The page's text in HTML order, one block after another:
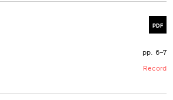
PDF
pp. 6–7
Record